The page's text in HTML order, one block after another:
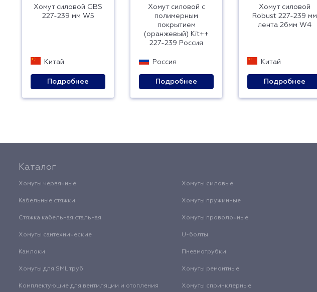
Хомут силовой GBS
227-239 мм W5
Китай
Подробнее
Хомут силовой с
полимерным
покрытием
(оранжевый) Kit++
227-239 Россия
Россия
Подробнее
Хомут силовой
Robust 227-239 мм
лента 26мм W4
Китай
Подробнее
Каталог
Хомуты червячные Хомуты силовые
Кабельные стяжки Хомуты пружинные
Стяжка кабельная стальная Хомуты проволочные
Хомуты сантехнические U-болты
Камлоки Пневмотрубки
Хомуты для SML труб Хомуты ремонтные
Комплектующие для вентиляции и отопления Хомуты спринклерные